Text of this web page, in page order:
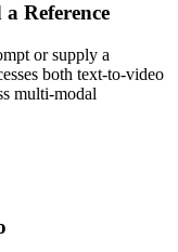
Reference
or supply a
both text-to-video
multi-modal